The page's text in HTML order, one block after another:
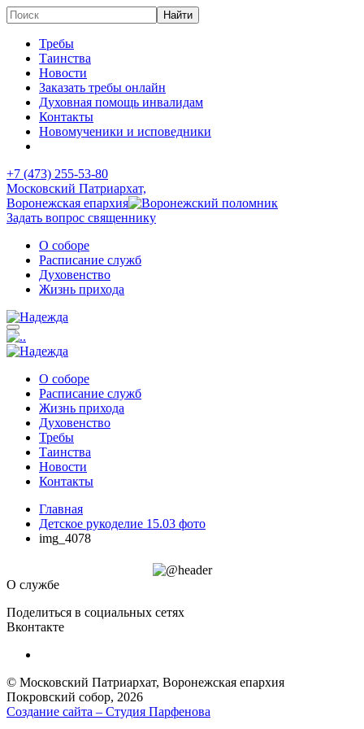
Требы
Таинства
Новости
Заказать требы онлайн
Духовная помощь инвалидам
Контакты
Новомученики и исповедники
+7 (473) 255-53-80
Московский Патриархат,
Воронежская епархия
Задать вопрос священнику
О соборе
Расписание служб
Духовенство
Жизнь прихода
О соборе
Расписание служб
Жизнь прихода
Духовенство
Требы
Таинства
Новости
Контакты
Главная
Детское рукоделие 15.03 фото
img_4078
О службе
Поделиться в социальных сетях
Вконтакте
© Московский Патриархат, Воронежcкая епархия
Покровский собор, 2026
Создание сайта – Cтудия Парфенова